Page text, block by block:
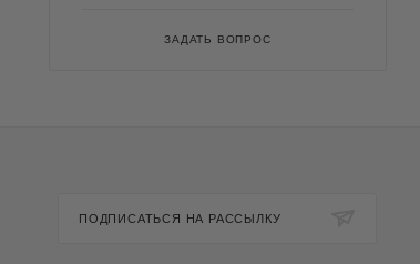
ЗАДАТЬ ВОПРОС
ПОДПИСАТЬСЯ НА РАССЫЛКУ